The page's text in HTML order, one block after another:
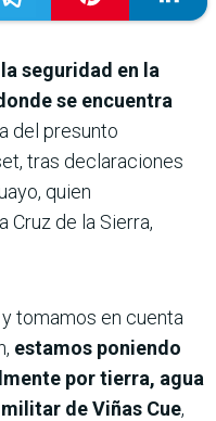
seguridad en la
se encuentra
del presunto
tras declaraciones
quien
Cruz de la Sierra,
tomamos en cuenta
estamos poniendo
por tierra, agua
de Viñas Cue,